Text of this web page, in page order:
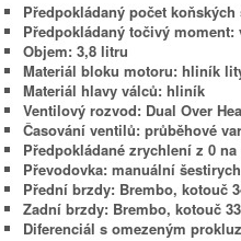
Předpokládaný počet koňských
Předpokládaný točivý moment:
Objem: 3,8 litru
Materiál bloku motoru: hliník
Materiál hlavy válců: hliník
Ventilový rozvod: Dual Over
Časování ventilů: průběhové
Předpokládané zrychlení z 0
Převodovka: manuální
Přední brzdy: Brembo, kotouč
Zadní brzdy: Brembo, kotouč
Diferenciál s omezeným